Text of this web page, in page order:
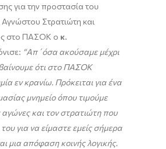
για την προστασία του
Στρατιώτη και
στο ΠΑΣΟΚ ο κ.
“Aπ΄όσα ακούσαμε μέχρι
ότι στο ΠΑΣΟΚ
εν κρανίω. Πρόκειται για ένα
μνημείο όπου τιμούμε
αγώνες και τον στρατιώτη που
για να είμαστε εμείς σήμερα
μια απόφαση κοινής λογικής.